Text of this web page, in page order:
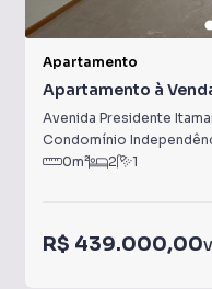
Apartamento
Apartamento à
Avenida Presidente
Condomínio
0m² 2 1
R$ 439.000,00